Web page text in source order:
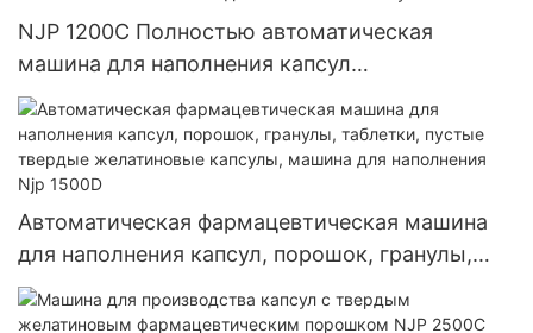
NJP 1200C Полностью автоматическая
машина для наполнения капсул
фармацевтическими порошками,
автоматическая машина для наполнения
капсул
Автоматическая фармацевтическая машина
для наполнения капсул, порошок, гранулы,
таблетки, пустые твердые желатиновые
капсулы, машина для наполнения Njp 1500D